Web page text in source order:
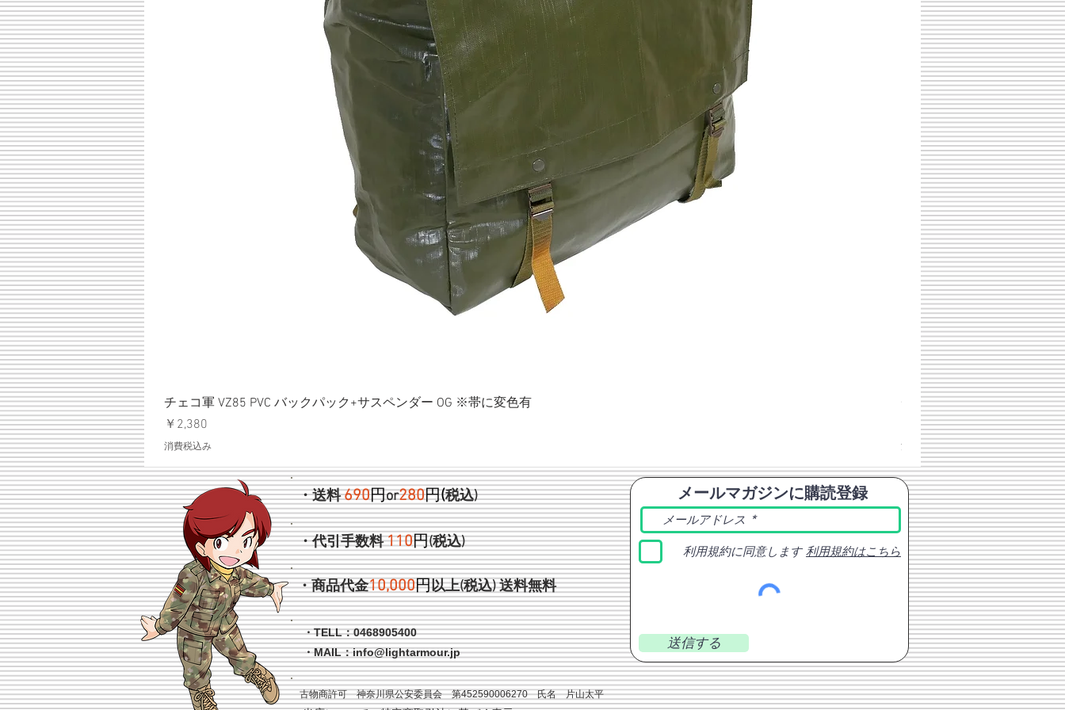
チェコ軍 VZ85 PVC バックパック+サスペンダー OG ※帯に変色有
価格
￥2,380
消費税込み
チェコスロバキア軍 連邦共
価格
￥398
消費税込み
・送料690円or280円(税込)
・代引手数料110円(税込)
・商品代金10,000円以上(税込)送料無料
・TELL：0468905400
・MAIL：info@lightarmour.jp
古物商許可 神奈川県公安委員会 第452590006270 氏名 片山太平
メールマガジンに購読登録
利用規約に同意します 利用規約はこちら
送信する